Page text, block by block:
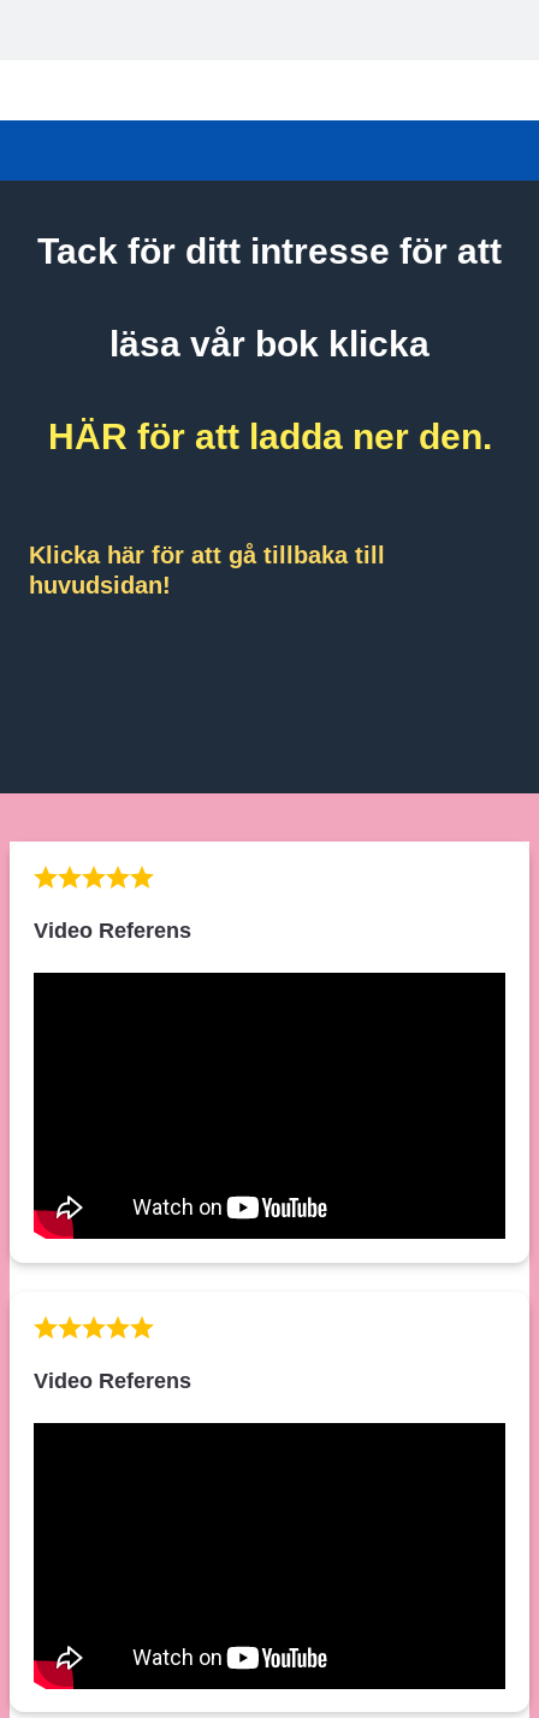
Tack för ditt intresse för att
läsa vår bok klicka
HÄR för att ladda ner den.
Klicka här för att gå tillbaka till
huvudsidan!
Video Referens
Video Referens